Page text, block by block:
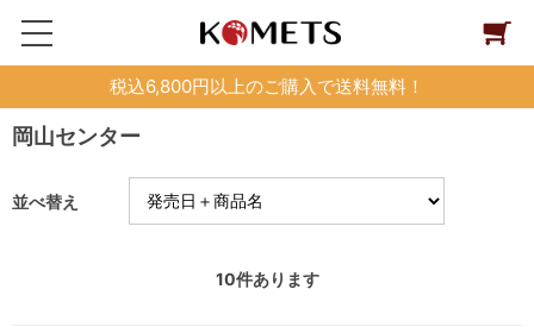
税込6,800円以上のご購入で送料無料！
岡山センター
並べ替え
10件あります